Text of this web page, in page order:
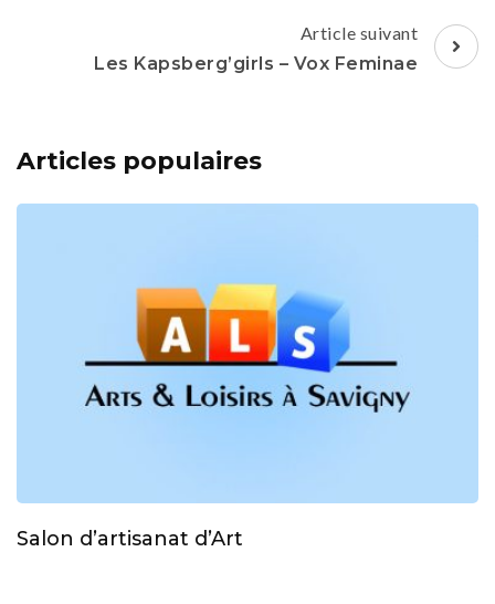
Article suivant
Les Kapsberg’girls – Vox Feminae
Articles populaires
Salon d’artisanat d’Art